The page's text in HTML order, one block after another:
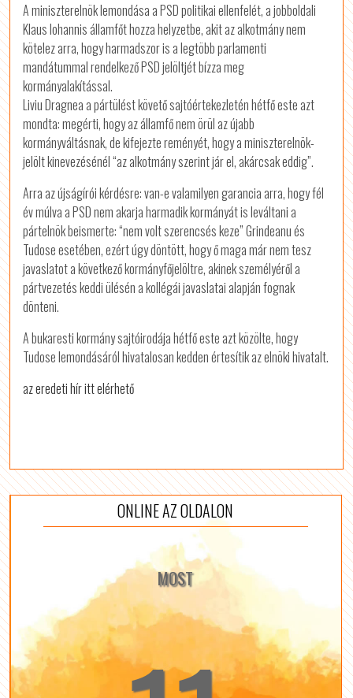
A miniszterelnök lemondása a PSD politikai ellenfelét, a jobboldali
Klaus Iohannis államfőt hozza helyzetbe, akit az alkotmány nem
kötelez arra, hogy harmadszor is a legtöbb parlamenti
mandátummal rendelkező PSD jelöltjét bízza meg
kormányalakítással.
Liviu Dragnea a pártülést követő sajtóértekezletén hétfő este azt
mondta: megérti, hogy az államfő nem örül az újabb
kormányváltásnak, de kifejezte reményét, hogy a miniszterelnök-
jelölt kinevezésénél “az alkotmány szerint jár el, akárcsak eddig”.
Arra az újságírói kérdésre: van-e valamilyen garancia arra, hogy fél
év múlva a PSD nem akarja harmadik kormányát is leváltani a
pártelnök beismerte: “nem volt szerencsés keze” Grindeanu és
Tudose esetében, ezért úgy döntött, hogy ő maga már nem tesz
javaslatot a következő kormányfőjelöltre, akinek személyéről a
pártvezetés keddi ülésén a kollégái javaslatai alapján fognak
dönteni.
A bukaresti kormány sajtóirodája hétfő este azt közölte, hogy
Tudose lemondásáról hivatalosan kedden értesítik az elnöki hivatalt.
az eredeti hír itt elérhető
ONLINE AZ OLDALON
MOST